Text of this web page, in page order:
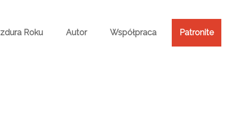
Roku Autor Współpraca Patronite